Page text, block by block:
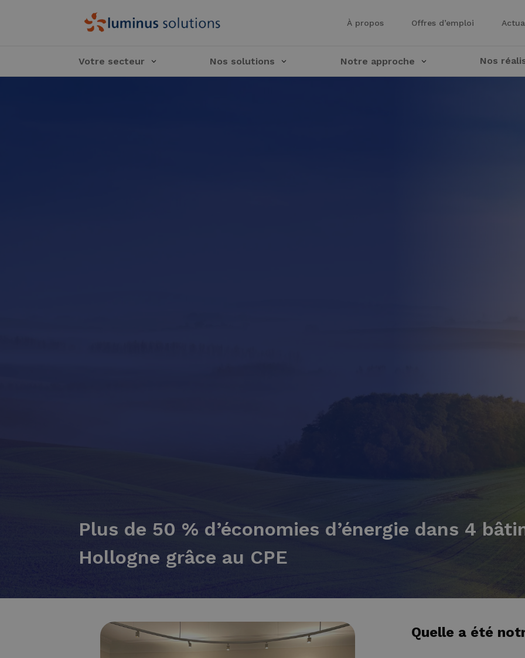
À propos Offres d’emploi
Votre secteur Nos solutions Notre approche Nos
Plus de 50 % d’économies d’énergie dans 4
Hollogne grâce au CPE
Quelle a été